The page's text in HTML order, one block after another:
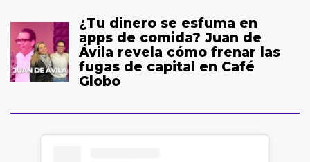
¿Tu dinero se esfuma en
apps de comida? Juan de
Ávila revela cómo frenar las
fugas de capital en Café
Globo